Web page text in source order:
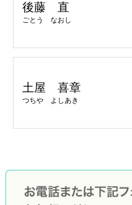
後藤 直
ごとう なおし
土屋 喜章
つちや よしあき